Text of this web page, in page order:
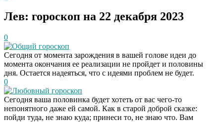
Лев: гороскоп на 22 декабря 2023
0
Общий гороскоп
Сегодня от момента зарождения в вашей голове идеи до
момента окончания ее реализации не пройдет и половины
дня. Остается надеяться, что с идеями проблем не будет.
0
Любовный гороскоп
Сегодня ваша половинка будет хотеть от вас чего-то
непонятного даже ей самой. Как в старой доброй сказке:
пойди туда, не знаю куда; принеси то, не знаю что. Вам